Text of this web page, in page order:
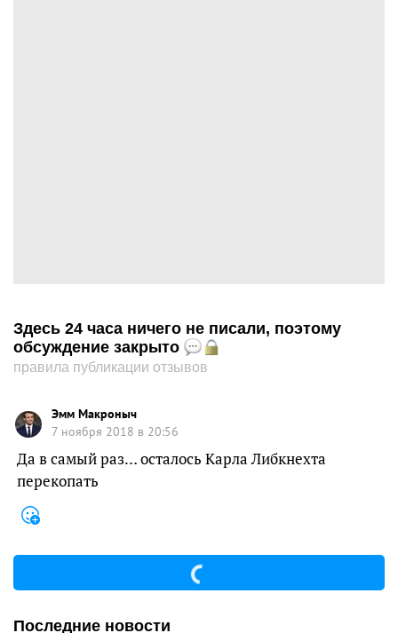
Здесь 24 часа ничего не писали, поэтому
обсуждение закрыто
правила публикации отзывов
Эмм Макроныч
7 ноября 2018 в 20:56
Да в самый раз… осталось Карла Либкнехта
перекопать
Последние новости